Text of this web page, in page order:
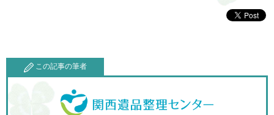
この記事の筆者